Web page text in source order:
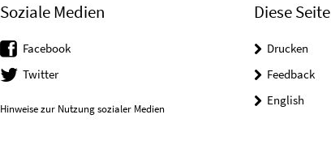
Soziale Medien
Facebook
Twitter
Hinweise zur Nutzung sozialer Medien
Diese Seite
Drucken
Feedback
English